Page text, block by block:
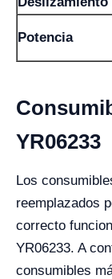
Potencia
YR06233
Los
reemplazados
correcto
YR06233. A
consumibles